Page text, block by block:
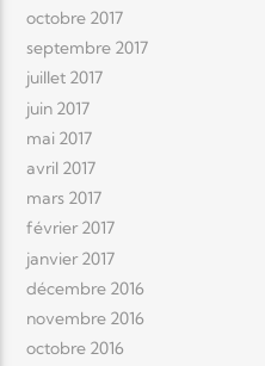
octobre 2017
septembre 2017
juillet 2017
juin 2017
mai 2017
avril 2017
mars 2017
février 2017
janvier 2017
décembre 2016
novembre 2016
octobre 2016